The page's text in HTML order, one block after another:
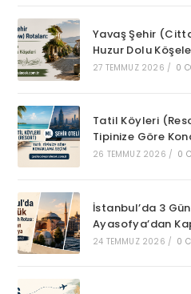
Yavaş Şehir
Huzur Dolu
27 TEMMUZ 2026 / 0
Tatil Köyleri
Tipinize Göre
26 TEMMUZ 2026 / 0
İstanbul’da 3
Ayasofya’dan
24 TEMMUZ 2026 / 0